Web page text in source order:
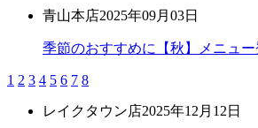
青山本店2025年09月03日
季節のおすすめに【秋】メニュー
1 2 3 4 5 6 7 8
レイクタウン店2025年12月12日